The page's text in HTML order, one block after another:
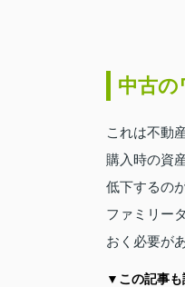
中古
これは不動
購入時の資
低下するの
ファミリー
おく必要が
▼この記事も